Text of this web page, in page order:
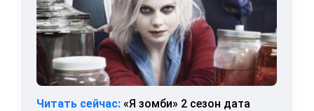
Читать сейчас: «Я зомби» 2 сезон дата